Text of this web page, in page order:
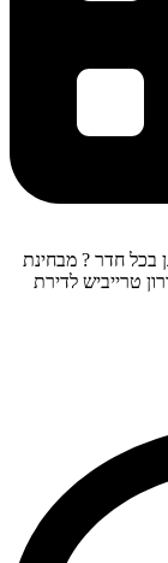
או מזגן בכל חדר ? מבחינת
בחשמל לאורך זמן. 03-08-2004 03:08:00 דורון טרייביש לדירת